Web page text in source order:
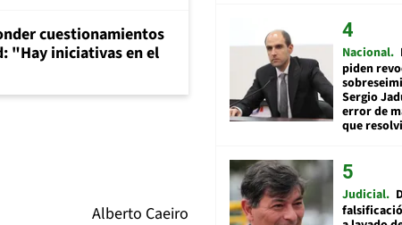
cuestionamientos
"Hay iniciativas en el
Alberto Caeiro
Nacional
piden
Sergio
error de
que
Judicial